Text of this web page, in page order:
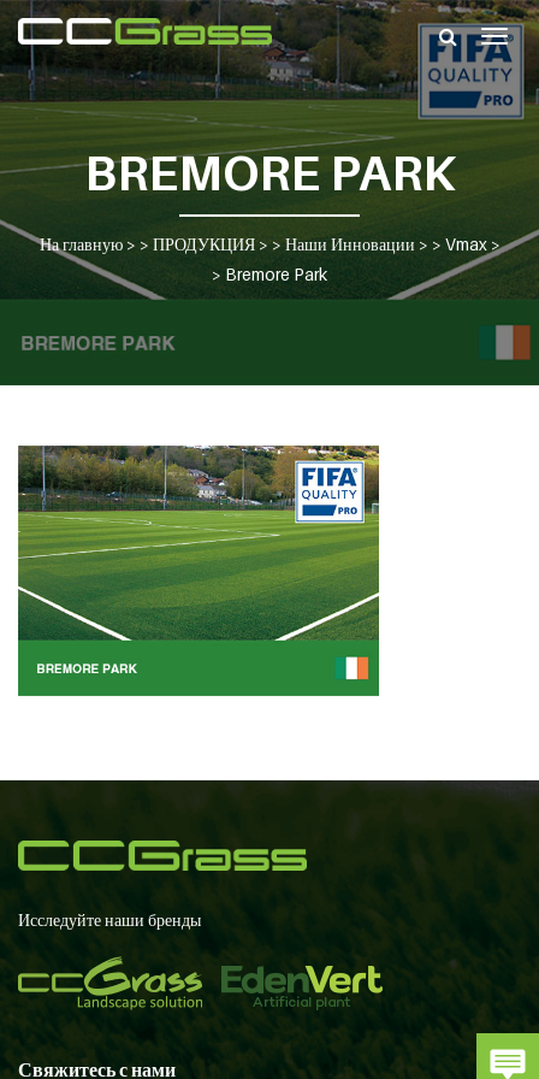
BREMORE PARK
На главную> > ПРОДУКЦИЯ> > Наши Инновации > > Vmax>
> Bremore Park
Исследуйте наши бренды
Свяжитесь с нами